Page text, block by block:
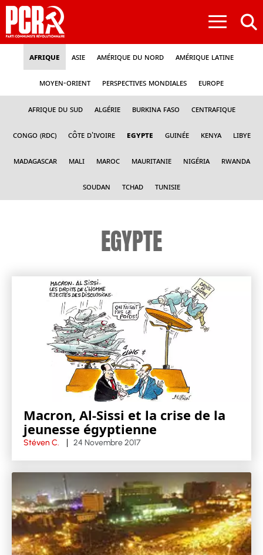
≡
Afrique Asie Amérique du nord Amérique latine
Moyen-Orient Perspectives mondiales Europe
Afrique du sud Algérie Burkina Faso Centrafique
Congo (RDC) Côte d'Ivoire Egypte Guinée Kenya Libye
Madagascar Mali Maroc Mauritanie Nigéria Rwanda
Soudan Tchad Tunisie
EGYPTE
Macron, Al-Sissi et la crise de la
jeunesse égyptienne
Stéven C. 24 Novembre 2017